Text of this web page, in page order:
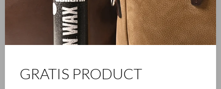
GRATIS PRODUCT